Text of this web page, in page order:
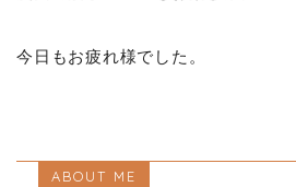
今日もお疲れ様でした。
ABOUT ME